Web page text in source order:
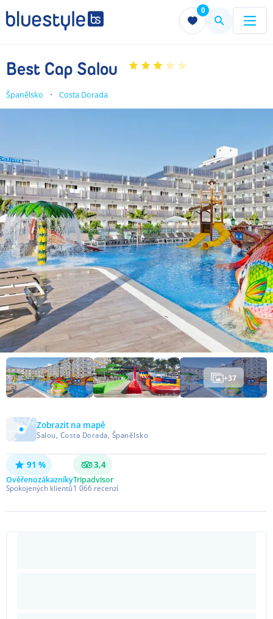
0
Menu Menu
Best Cap Salou
Španělsko Costa Dorada
+37
Zobrazit na mapě
Salou, Costa Dorada, Španělsko
91 %
Ověřenozákazníky
Spokojených klientů
3,4
Tripadvisor
1 066 recenzí